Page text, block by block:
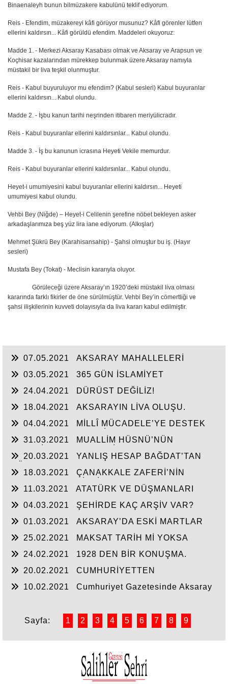
Binaenaleyh bunun bilmüzakere kabulünü teklif ediyorum.
Reis - Efendim, müzakereyi kâfi görüyor musunuz? Kâfi görenler lütfen
ellerini kaldırsın... Kâfi görüldü efendim. Maddeleri okuyoruz:
Madde 1. - Merkezi Aksaray Kasabası olmak ve Aksaray ve Arapsun ve
Koçhisar kazalarından mürekkep bulunmak üzere Aksaray namıyla
müstakil bir liva teşkil olunmuştur.
Reis - Kabul buyuruluyor mu efendim? (Kabul sesleri) Kabul buyuranlar
ellerini kaldırsın... Kabul olundu.
Madde 2. - İşbu kanun tarihi neşrinden itibaren meriyülicradır.
Reis - Kabul buyuranlar ellerini kaldırsınlar... Kabul olundu.
Madde 3. - İş bu kanunun icrasına Heyeti Vekile memurdur.
Reis - Kabul buyuranlar ellerini kaldırsınlar... Kabul olundu.
Heyet-i umumiyesini kabul buyuranlar ellerini kaldırsın... Heyeti
umumiyesi kabul olundu.
Vehbi Bey (Niğde) – Heyet-i Celilenin şerefine nöbet bekleyen asker
arkadaşlarımıza beş yüz lira iane ediyorum. (Alkışlar)
Mehmet Şükrü Bey (Karahisansahip) - Şahsi olmuştur bu iş. (Hayır
sesleri)
Mustafa Bey (Tokat) - Meclisin kararıyla oluyor.
Görüleceği üzere Aksaray’ın 1920’deki müstakil liva olması
kararında farklı fikirler de öne sürülmüştür. Vehbi Bey’in cömertliği ve
şahsi ilişkilerinin kuvveti dolayısıyla da liva kararı kabul edilmiştir.
07.05.2021
AKSARAY MAHALLELERİ
03.05.2021
365 GÜN İSLAMİYET
24.04.2021
DÜRÜST DEĞİLİZ!
18.04.2021
AKSARAYIN LİVA OLUŞU.
04.04.2021
MİLLÎ MÜCADELE’YE DESTEK
31.03.2021
MUALLİM HÜSNÜ’NÜN
20.03.2021
YANLIŞ HESAP BAĞDAT’TAN
18.03.2021
ÇANAKKALE ZAFERİ’NİN
11.03.2021
ATATÜRK VE DÜŞMANLARI
04.03.2021
ŞEHİRDE KAÇ ARŞİV VAR?
01.03.2021
AKSARAY’DA ESKİ MARTLAR
25.02.2021
MAKSAT TARİH Mİ YOKSA
24.02.2021
1928 DEN BİR KONUŞMA.
20.02.2021
CUMHURİYETTEN
10.02.2021
Cumhuriyet Gazetesinde Aksaray
Sayfa: 1 2 3 4 5 6 7 8 9